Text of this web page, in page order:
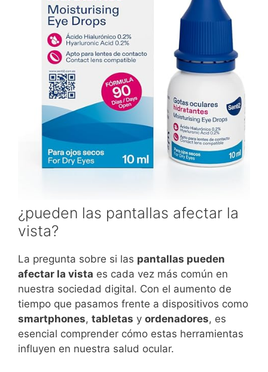
¿pueden las pantallas afectar la
vista?
La pregunta sobre si las pantallas pueden
afectar la vista es cada vez más común en
nuestra sociedad digital. Con el aumento de
tiempo que pasamos frente a dispositivos como
smartphones, tabletas y ordenadores, es
esencial comprender cómo estas herramientas
influyen en nuestra salud ocular.